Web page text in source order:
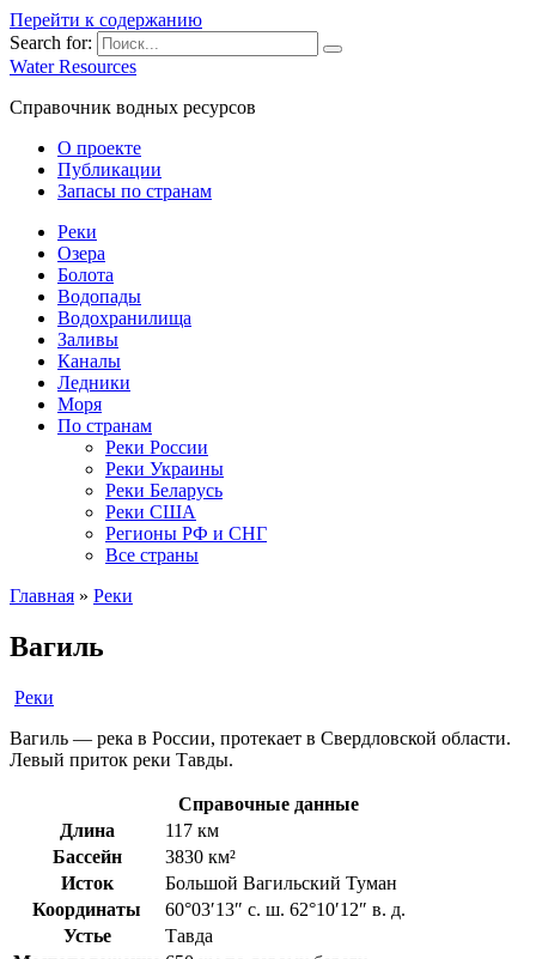
Перейти к содержанию
Search for:
Water Resources
Справочник водных ресурсов
О проекте
Публикации
Запасы по странам
Реки
Озера
Болота
Водопады
Водохранилища
Заливы
Каналы
Ледники
Моря
По странам
Реки России
Реки Украины
Реки Беларусь
Реки США
Регионы РФ и СНГ
Все страны
Главная » Реки
Вагиль
Реки
Вагиль — река в России, протекает в Свердловской области.
Левый приток реки Тавды.
Справочные данные
Длина
117 км
Бассейн
3830 км²
Исток
Большой Вагильский Туман
Координаты
60°03′13″ с. ш. 62°10′12″ в. д.
Устье
Тавда